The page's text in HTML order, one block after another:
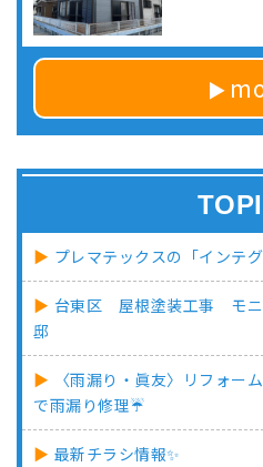
プレマテックスの「インテ
台東区 屋根塗装工事 モ
邸
〈雨漏り・眞友〉リフォー
で雨漏り修理☔
最新チラシ情報✨